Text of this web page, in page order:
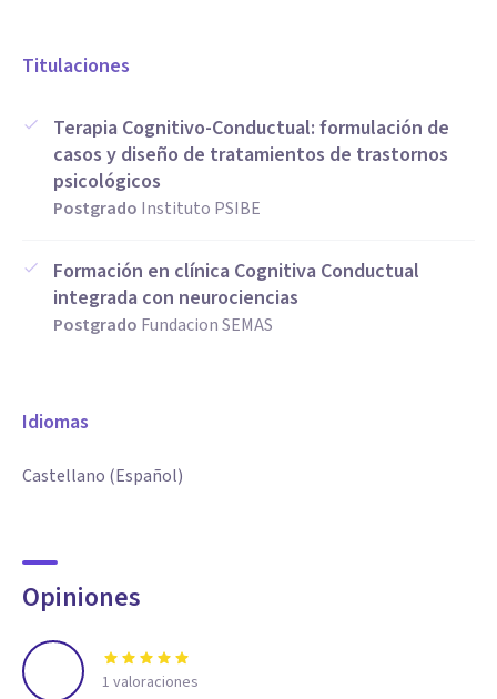
Titulaciones
Terapia Cognitivo-Conductual: formulación de
casos y diseño de tratamientos de trastornos
psicológicos
Postgrado Instituto PSIBE
Formación en clínica Cognitiva Conductual
integrada con neurociencias
Postgrado Fundacion SEMAS
Idiomas
Castellano (Español)
Opiniones
1 valoraciones